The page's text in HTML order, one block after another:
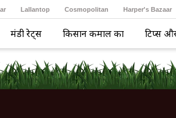
Lallantop Cosmopolitan Harper's Bazaar
मंडी रेट्स किसान कमाल का टिप्स